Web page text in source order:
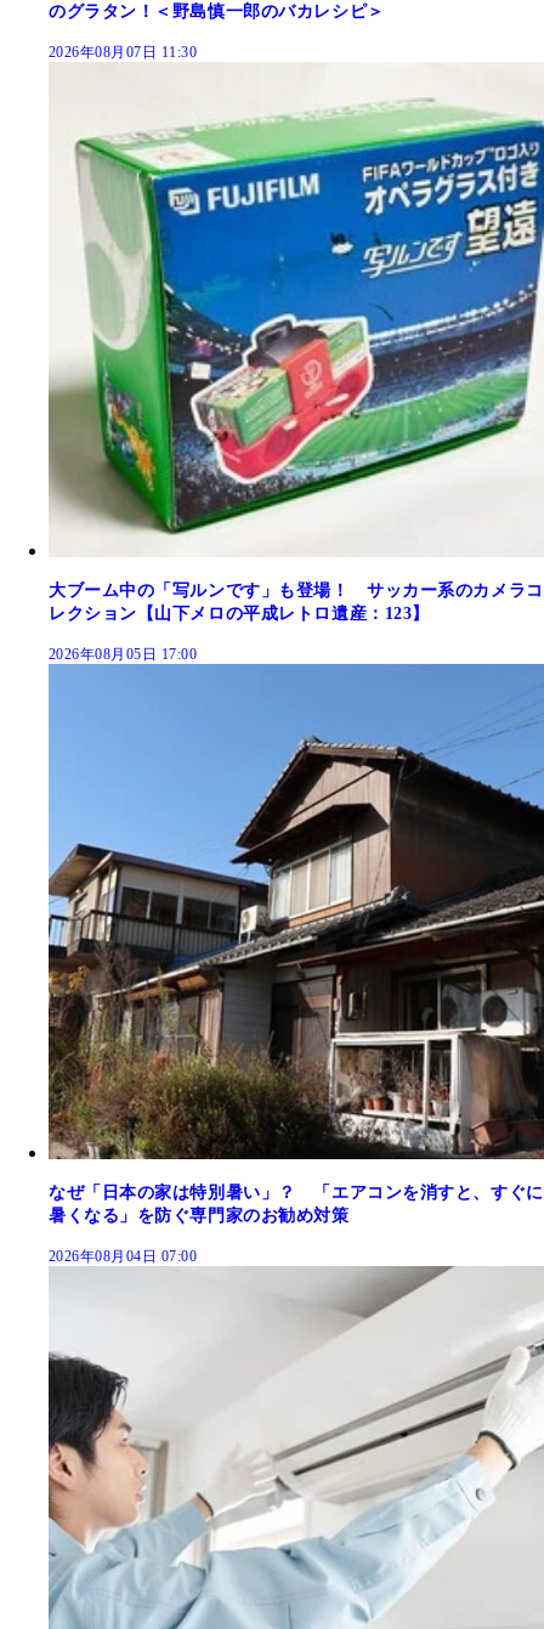
のグラタン！＜野島慎一郎のバカレシピ＞
2026年08月07日 11:30
大ブーム中の「写ルンです」も登場！ サッカー系のカメラコ
レクション【山下メロの平成レトロ遺産：123】
2026年08月05日 17:00
なぜ「日本の家は特別暑い」？ 「エアコンを消すと、すぐに
暑くなる」を防ぐ専門家のお勧め対策
2026年08月04日 07:00